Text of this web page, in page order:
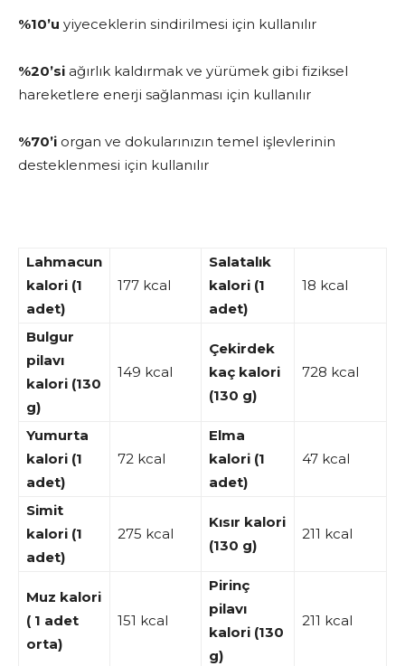
%10’u yiyeceklerin sindirilmesi için kullanılır
%20’si ağırlık kaldırmak ve yürümek gibi fiziksel
hareketlere enerji sağlanması için kullanılır
%70’i organ ve dokularınızın temel işlevlerinin
desteklenmesi için kullanılır
Lahmacun
kalori (1
adet)
177 kcal
Salatalık
kalori (1
adet)
18 kcal
Bulgur
pilavı
kalori (130
g)
149 kcal
Çekirdek
kaç kalori
(130 g)
728 kcal
Yumurta
kalori (1
adet)
72 kcal
Elma
kalori (1
adet)
47 kcal
Simit
kalori (1
adet)
275 kcal
Kısır kalori
(130 g)
211 kcal
Muz kalori
( 1 adet
orta)
151 kcal
Pirinç
pilavı
kalori (130
g)
211 kcal